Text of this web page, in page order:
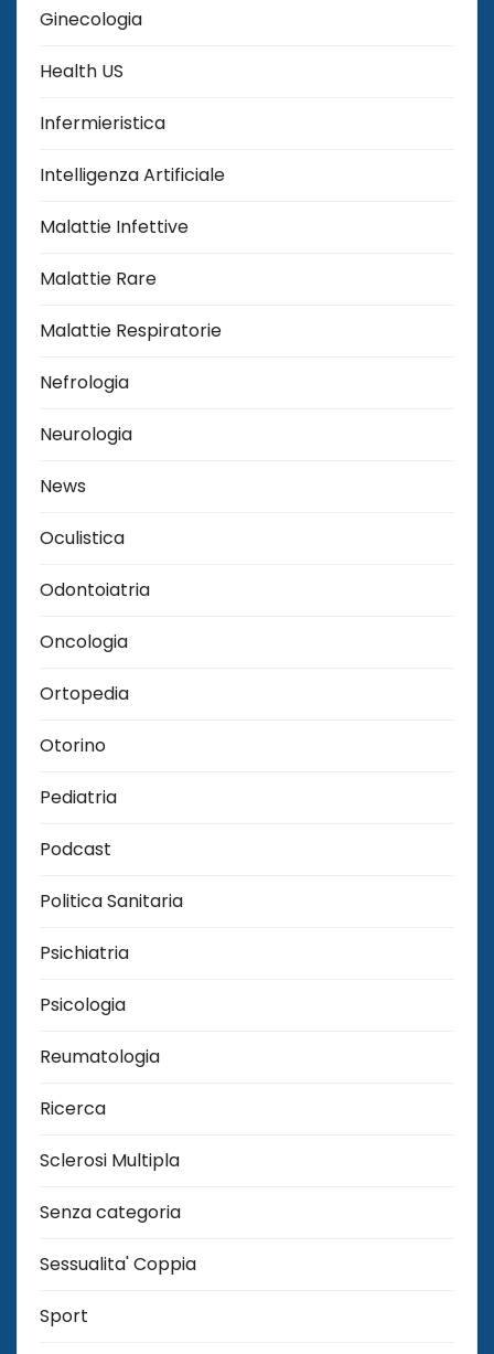
Ginecologia
Health US
Infermieristica
Intelligenza Artificiale
Malattie Infettive
Malattie Rare
Malattie Respiratorie
Nefrologia
Neurologia
News
Oculistica
Odontoiatria
Oncologia
Ortopedia
Otorino
Pediatria
Podcast
Politica Sanitaria
Psichiatria
Psicologia
Reumatologia
Ricerca
Sclerosi Multipla
Senza categoria
Sessualita' Coppia
Sport